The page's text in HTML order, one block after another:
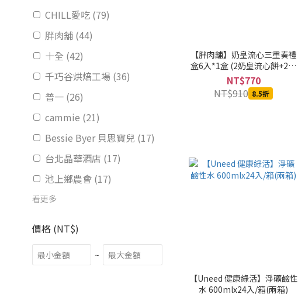
CHILL愛吃 (79)
胖肉舖 (44)
十全 (42)
千巧谷烘焙工場 (36)
普一 (26)
cammie (21)
Bessie Byer 貝思寶兒 (17)
台北晶華酒店 (17)
池上鄉農會 (17)
看更多
價格 (NT$)
~
【胖肉舖】奶皇流心三重奏禮
盒6入*1盒 (2奶皇流心餅+2金
月金沙酥+2菠蘿香芋蛋黃酥)
NT$770
NT$910 8.5折
【Uneed 健康綠活】淨礦鹼性
水 600mlx24入/箱(兩箱)